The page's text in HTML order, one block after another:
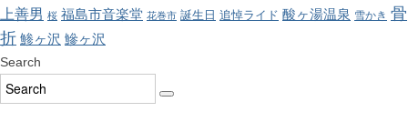
上善男 桜 福島市音楽堂 花巻市 誕生日 追悼ライド 酸ヶ湯温泉 雪かき 骨
折 鯵ヶ沢 鰺ヶ沢
Search